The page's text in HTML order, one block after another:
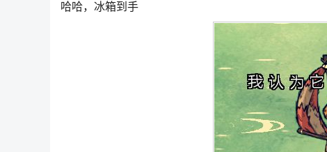
哈哈，冰箱到手